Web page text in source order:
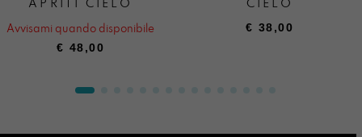
APRITI CIELO
Avvisami quando disponibile
€ 48,00
CIELO
€ 38,00